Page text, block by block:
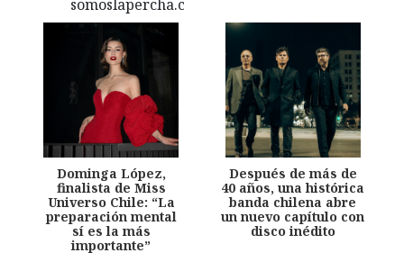
Dominga López,
finalista de Miss
Universo Chile: “La
preparación mental
sí es la más
importante”
Después de más de
40 años, una histórica
banda chilena abre
un nuevo capítulo con
disco inédito